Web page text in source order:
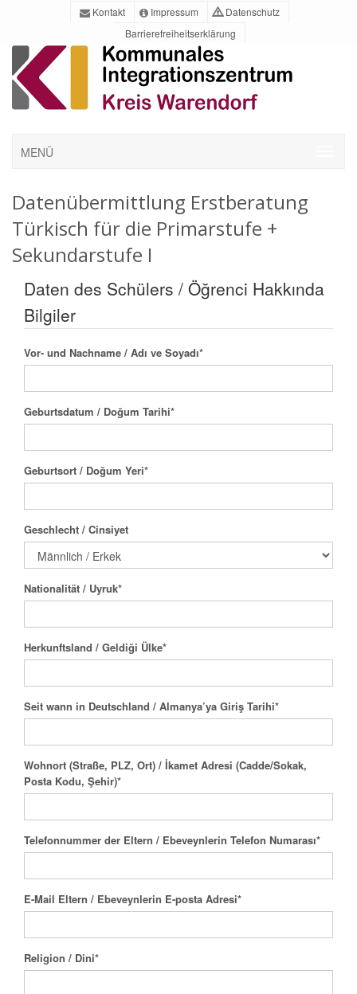
Kontakt Impressum
Datenschutz
Barrierefreiheitserklärung
MENÜ
Datenübermittlung Erstberatung
Türkisch für die Primarstufe +
Sekundarstufe I
Daten des Schülers / Öğrenci Hakkında
Bilgiler
Vor- und Nachname / Adı ve Soyadı*
Geburtsdatum / Doğum Tarihi*
Geburtsort / Doğum Yeri*
Geschlecht / Cinsiyet
Nationalität / Uyruk*
Herkunftsland / Geldiği Ülke*
Seit wann in Deutschland / Almanya’ya Giriş Tarihi*
Wohnort (Straße, PLZ, Ort) / İkamet Adresi (Cadde/Sokak,
Posta Kodu, Şehir)*
Telefonnummer der Eltern / Ebeveynlerin Telefon Numarası*
E-Mail Eltern / Ebeveynlerin E-posta Adresi*
Religion / Dini*